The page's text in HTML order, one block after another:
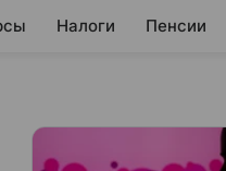
Налоги Пенсии
года